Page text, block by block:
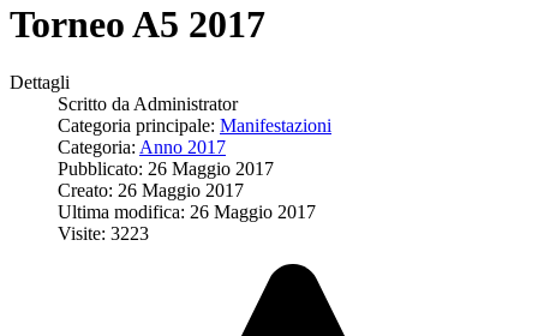
Torneo A5 2017
Dettagli
Scritto da Administrator
Categoria principale: Manifestazioni
Categoria: Anno 2017
Pubblicato: 26 Maggio 2017
Creato: 26 Maggio 2017
Ultima modifica: 26 Maggio 2017
Visite: 3223